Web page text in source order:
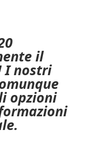
il
I nostri
opzioni